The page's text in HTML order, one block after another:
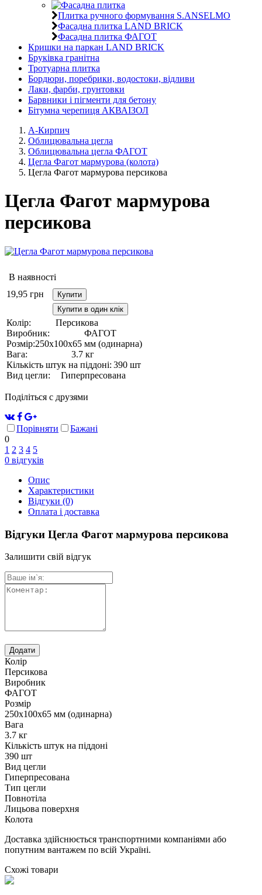
Плитка ручного формування S.ANSELMO
Фасадна плитка LAND BRICK
Фасадна плитка ФАГОТ
Кришки на паркан LAND BRICK
Бруківка гранітна
Тротуарна плитка
Бордюри, поребрики, водостоки, відливи
Лаки, фарби, грунтовки
Барвники і пігменти для бетону
Бітумна черепиця АКВАІЗОЛ
А-Кирпич
Облицювальна цегла
Облицювальна цегла ФАГОТ
Цегла Фагот мармурова (колота)
Цегла Фагот мармурова персикова
Цегла Фагот мармурова
персикова
В наявності
19,95 грн
Купити
Купити в один клік
Колір:
Персикова
Виробник:
ФАГОТ
Розмір:250х100х65 мм (одинарна)
Вага:
3.7 кг
Кількість штук на піддоні: 390 шт
Вид цегли:
Гиперпресована
Поділіться с друзями
Порівняти
Бажані
0
1 2 3 4 5
0 відгуків
Опис
Характеристики
Відгуки (0)
Оплата і доставка
Відгуки Цегла Фагот мармурова персикова
Залишити свій відгук
Колір
Персикова
Виробник
ФАГОТ
Розмір
250х100х65 мм (одинарна)
Вага
3.7 кг
Кількість штук на піддоні
390 шт
Вид цегли
Гиперпресована
Тип цегли
Повнотіла
Лицьова поверхня
Колота
Доставка здійснюється транспортними компаніями або
попутним вантажем по всій Україні.
Схожі товари